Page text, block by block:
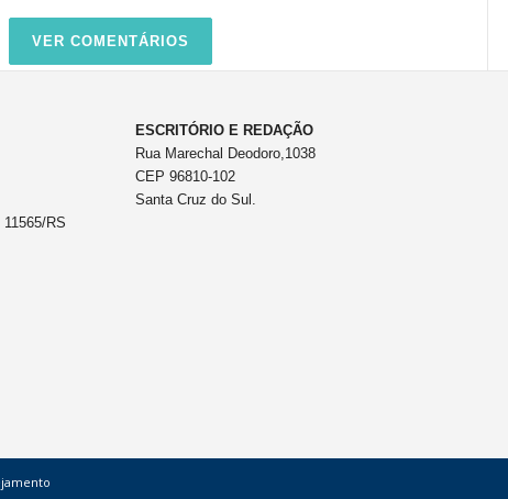
VER COMENTÁRIOS
RS
ESCRITÓRIO E REDAÇÃO
Rua Marechal Deodoro,1038
CEP 96810-102
Santa Cruz do Sul.